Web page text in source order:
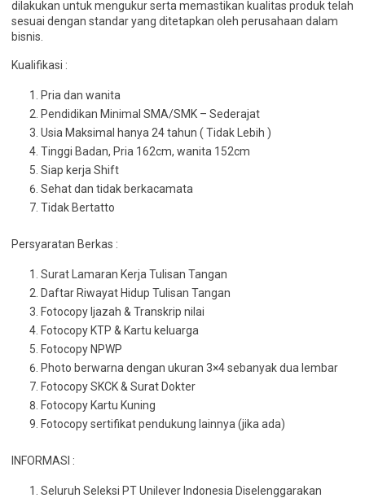
dilakukan untuk mengukur serta memastikan kualitas produk telah
sesuai dengan standar yang ditetapkan oleh perusahaan dalam
bisnis.
Kualifikasi :
Pria dan wanita
Pendidikan Minimal SMA/SMK – Sederajat
Usia Maksimal hanya 24 tahun ( Tidak Lebih )
Tinggi Badan, Pria 162cm, wanita 152cm
Siap kerja Shift
Sehat dan tidak berkacamata
Tidak Bertatto
Persyaratan Berkas :
Surat Lamaran Kerja Tulisan Tangan
Daftar Riwayat Hidup Tulisan Tangan
Fotocopy Ijazah & Transkrip nilai
Fotocopy KTP & Kartu keluarga
Fotocopy NPWP
Photo berwarna dengan ukuran 3×4 sebanyak dua lembar
Fotocopy SKCK & Surat Dokter
Fotocopy Kartu Kuning
Fotocopy sertifikat pendukung lainnya (jika ada)
INFORMASI :
Seluruh Seleksi PT Unilever Indonesia Diselenggarakan